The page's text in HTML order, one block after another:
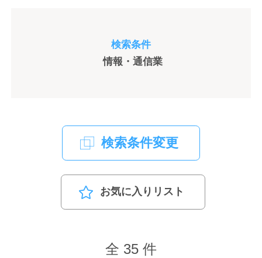
検索条件
情報・通信業
検索条件変更
お気に入りリスト
全 35 件